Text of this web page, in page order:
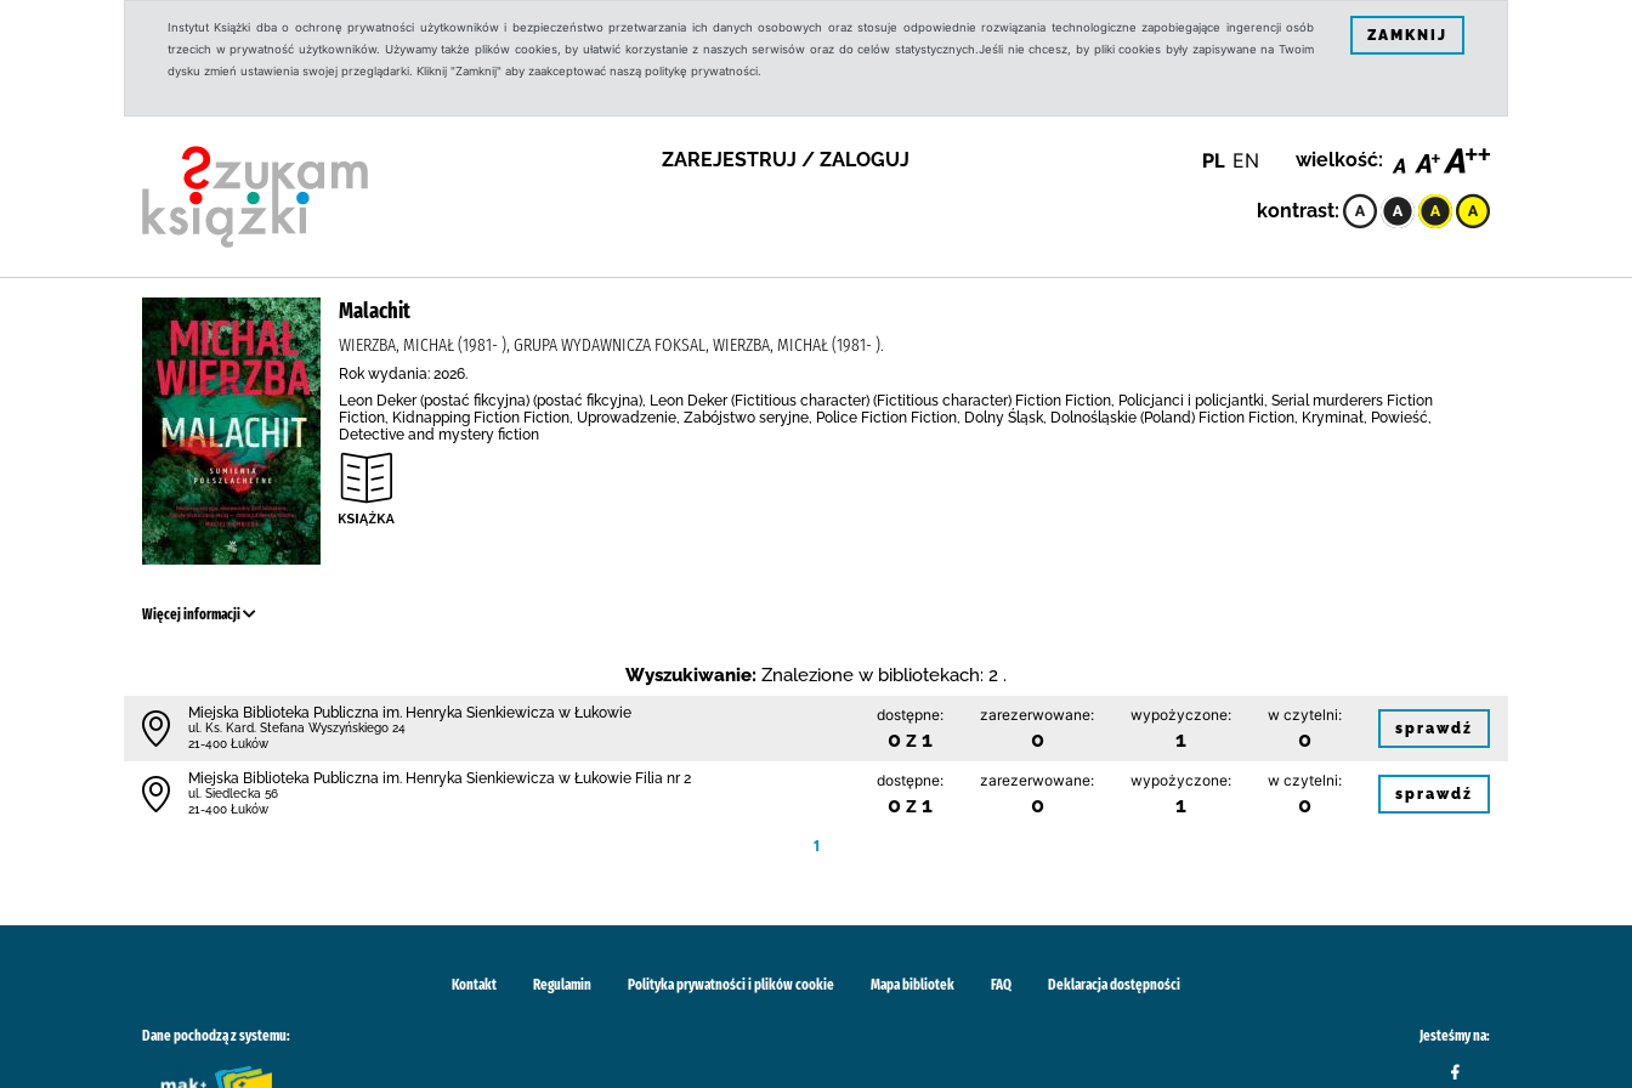
Instytut Książki dba o ochronę prywatności użytkowników i bezpieczeństwo przetwarzania ich danych osobowych oraz stosuje odpowiednie rozwiązania technologiczne zapobiegające ingerencji osób
trzecich w prywatność użytkowników. Używamy także plików cookies, by ułatwić korzystanie z naszych serwisów oraz do celów statystycznych.Jeśli nie chcesz, by pliki cookies były zapisywane na Twoim
dysku zmień ustawienia swojej przeglądarki. Kliknij "Zamknij" aby zaakceptować naszą politykę prywatności.
ZAMKNIJ
ZAREJESTRUJ / ZALOGUJ PL EN wielkość:
kontrast:
Malachit
WIERZBA, MICHAŁ (1981- ), GRUPA WYDAWNICZA FOKSAL, WIERZBA, MICHAŁ (1981- ).
Rok wydania: 2026.
Leon Deker (postać fikcyjna) (postać fikcyjna), Leon Deker (Fictitious character) (Fictitious character) Fiction Fiction, Policjanci i policjantki, Serial murderers Fiction
Fiction, Kidnapping Fiction Fiction, Uprowadzenie, Zabójstwo seryjne, Police Fiction Fiction, Dolny Śląsk, Dolnośląskie (Poland) Fiction Fiction, Kryminał, Powieść,
Detective and mystery fiction
Więcej informacji
Wyszukiwanie: Znalezione w bibliotekach: 2 .
Miejska Biblioteka Publiczna im. Henryka Sienkiewicza w Łukowie
ul. Ks. Kard. Stefana Wyszyńskiego 24
21-400 Łuków
dostępne:
0 z 1
zarezerwowane:
0
wypożyczone:
1
w czytelni:
0 sprawdź
Miejska Biblioteka Publiczna im. Henryka Sienkiewicza w Łukowie Filia nr 2
ul. Siedlecka 56
21-400 Łuków
dostępne:
0 z 1
zarezerwowane:
0
wypożyczone:
1
w czytelni:
0 sprawdź
1
Kontakt Regulamin Polityka prywatności i plików cookie Mapa bibliotek FAQ Deklaracja dostępności
Dane pochodzą z systemu: Jesteśmy na: